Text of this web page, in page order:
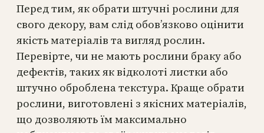
Перед тим, як обрати штучні рослини для
свого декору, вам слід обов’язково оцінити
якість матеріалів та вигляд рослин.
Перевірте, чи не мають рослини браку або
дефектів, таких як відколоті листки або
штучно оброблена текстура. Краще обрати
рослини, виготовлені з якісних матеріалів,
що дозволяють їм максимально